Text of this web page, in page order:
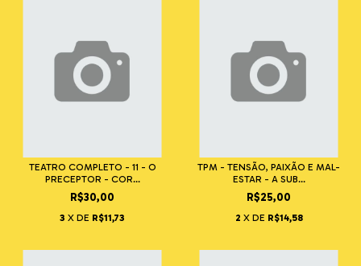
TEATRO COMPLETO - 11 - O
PRECEPTOR - COR...
R$30,00
3 X DE R$11,73
TPM - TENSÃO, PAIXÃO E MAL-
ESTAR - A SUB...
R$25,00
2 X DE R$14,58